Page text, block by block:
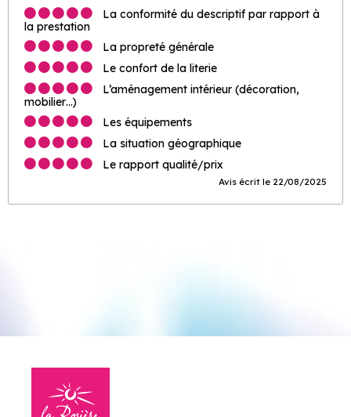
La conformité du descriptif par rapport à
la prestation
La propreté générale
Le confort de la literie
L’aménagement intérieur (décoration,
mobilier…)
Les équipements
La situation géographique
Le rapport qualité/prix
Avis écrit le 22/08/2025